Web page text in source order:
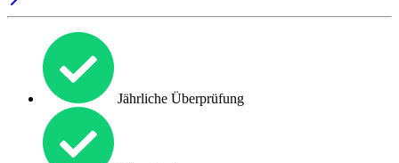
Jährliche Überprüfung